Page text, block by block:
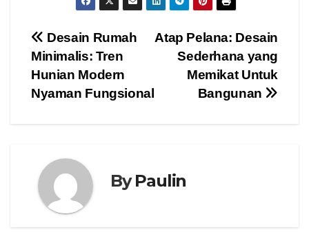
Post
navigation
Atap Pelana: Desain
Sederhana yang
Memikat Untuk
Bangunan
Desain Rumah
Minimalis: Tren
Hunian Modern
Nyaman Fungsional
ByPaulin